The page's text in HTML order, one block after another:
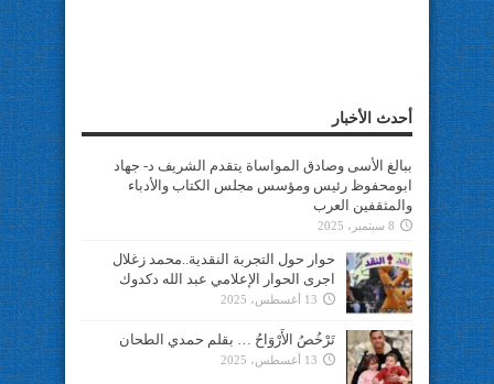
أحدث الأخبار
ببالغ الأسى وصادق المواساة يتقدم الشريف د- جهاد
ابومحفوظ رئيس ومؤسس مجلس الكتاب والأدباء
والمثقفين العرب
8 سبتمبر، 2025
حوار حول التجربة النقدية..محمد زغلال
اجرى الحوار الإعلامي عبد الله دكدوك
13 أغسطس، 2025
تَرْخُصُ الأَرْوَاحُ … بقلم حمدي الطحان
13 أغسطس، 2025